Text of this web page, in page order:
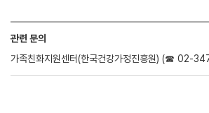
관련 문의
가족친화지원센터(한국건강가정진흥원) (☎ 02-